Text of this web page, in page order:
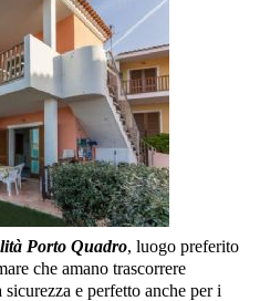
Porto Quadro, luogo preferito
che amano trascorrere
e perfetto anche per i